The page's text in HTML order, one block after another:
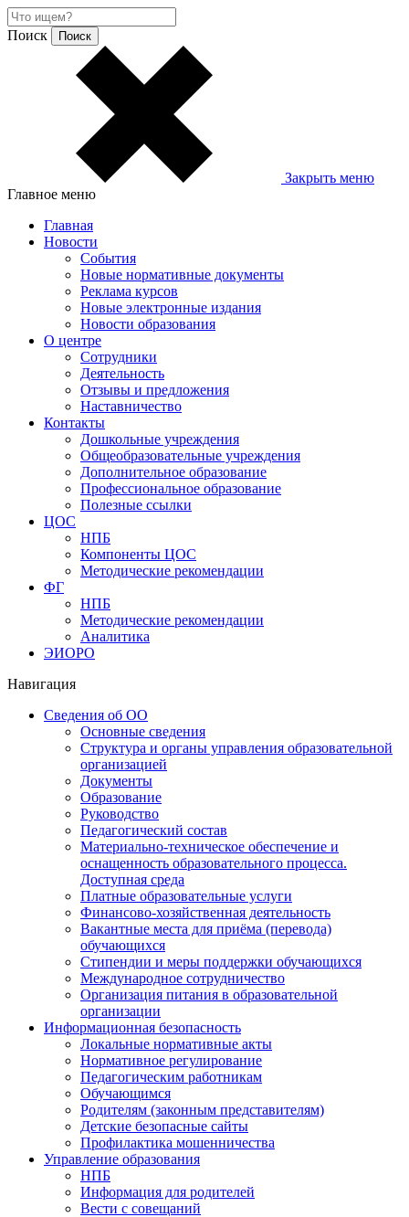
Поиск
Закрыть меню
Главное меню
Главная
Новости
События
Новые нормативные документы
Реклама курсов
Новые электронные издания
Новости образования
О центре
Сотрудники
Деятельность
Отзывы и предложения
Наставничество
Контакты
Дошкольные учреждения
Общеобразовательные учреждения
Дополнительное образование
Профессиональное образование
Полезные ссылки
ЦОС
НПБ
Компоненты ЦОС
Методические рекомендации
ФГ
НПБ
Методические рекомендации
Аналитика
ЭИОРО
Навигация
Сведения об ОО
Основные сведения
Структура и органы управления образовательной
организацией
Документы
Образование
Руководство
Педагогический состав
Материально-техническое обеспечение и
оснащенность образовательного процесса.
Доступная среда
Платные образовательные услуги
Финансово-хозяйственная деятельность
Вакантные места для приёма (перевода)
обучающихся
Стипендии и меры поддержки обучающихся
Международное сотрудничество
Организация питания в образовательной
организации
Информационная безопасность
Локальные нормативные акты
Нормативное регулирование
Педагогическим работникам
Обучающимся
Родителям (законным представителям)
Детские безопасные сайты
Профилактика мошенничества
Управление образования
НПБ
Информация для родителей
Вести с совещаний